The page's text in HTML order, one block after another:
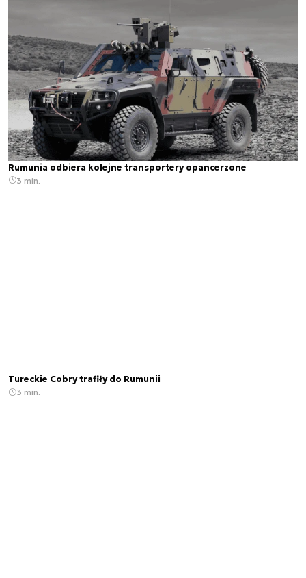
Rumunia odbiera kolejne transportery opancerzone
3 min.
Tureckie Cobry trafiły do Rumunii
3 min.